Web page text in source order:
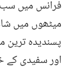
فرانس میں سب
میٹھوں میں
پسندیدہ
اور سفیدی کے